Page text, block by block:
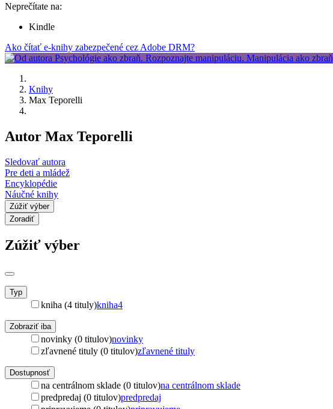
Neprečítate na:
Kindle
Ako čítať e-knihy zabezpečené cez Adobe DRM?
Knihy
Max Teporelli
Autor Max Teporelli
Sledovať autora
Pre deti a mládež
Encyklopédie
Náučné knihy
Zúžiť výber
Zoradiť
Zúžiť výber
Typ
kniha (4 tituly)kniha4
Zobraziť iba
novinky (0 titulov)novinky
zľavnené tituly (0 titulov)zľavnené tituly
Dostupnosť
na centrálnom sklade (0 titulov)na centrálnom sklade
predpredaj (0 titulov)predpredaj